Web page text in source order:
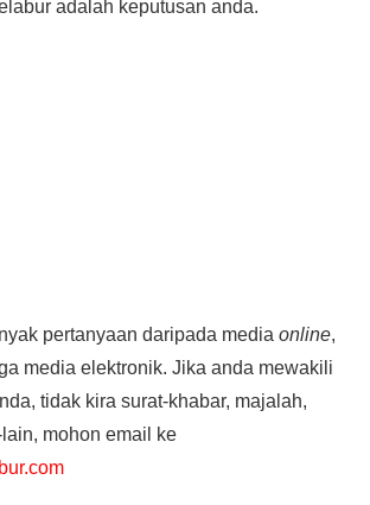
adalah keputusan anda.
pertanyaan daripada media online,
media elektronik. Jika anda mewakili
tidak kira surat-khabar, majalah,
mohon email ke